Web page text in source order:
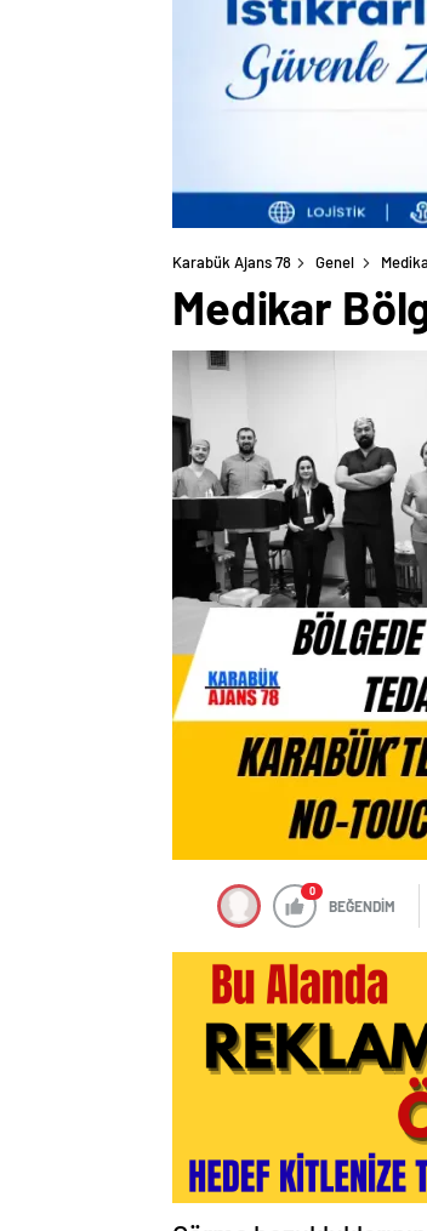
Karabük Ajans 78 Genel
Medikar
0
BEĞENDİM